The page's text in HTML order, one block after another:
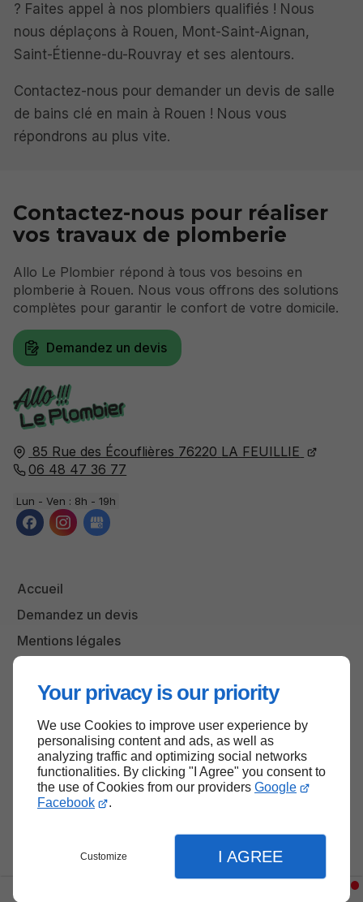
Your privacy is our priority
We use Cookies to improve user experience by
personalising content and ads, as well as
analyzing traffic and optimizing social networks
functionalities. By clicking "I Agree" you consent to
the use of Cookies from our providers Google
Facebook
.
Customize I AGREE
? Faites appel à nos plombiers qualifiés ! Nous
nous déplaçons à Rouen, Mont-Saint-Aignan,
Saint-Étienne-du-Rouvray et ses alentours.
Contactez-nous pour demander un devis de salle
de bains clé en main à Rouen ! Nous vous
répondrons au plus vite.
85 Rue des Écouflières 76220 LA FEUILLIE
06 48 47 36 77
Lun - Ven : 8h - 19h
Accueil
Demandez un devis
Mentions légales
Contactez-nous pour réaliser
vos travaux de plomberie
Allo Le Plombier répond à tous vos besoins en
plomberie à Rouen. Nous vous offrons des solutions
complètes pour garantir le confort de votre domicile.
Demandez un devis
Haut de page